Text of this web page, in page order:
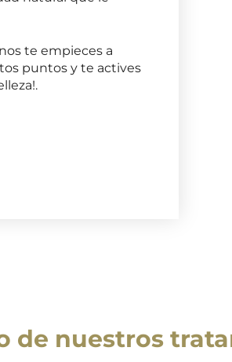
te empieces a
puntos y te actives
de nuestros